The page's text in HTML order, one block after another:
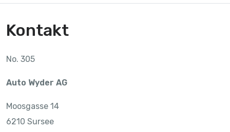
Kontakt
No. 305
Auto Wyder AG
Moosgasse 14
6210 Sursee